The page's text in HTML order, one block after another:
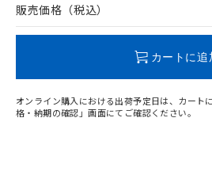
問い合わせください。
販売価格（税込）
カートに追
オンライン購入における出荷予定日は、カート
格・納期の確認」画面にてご確認ください。